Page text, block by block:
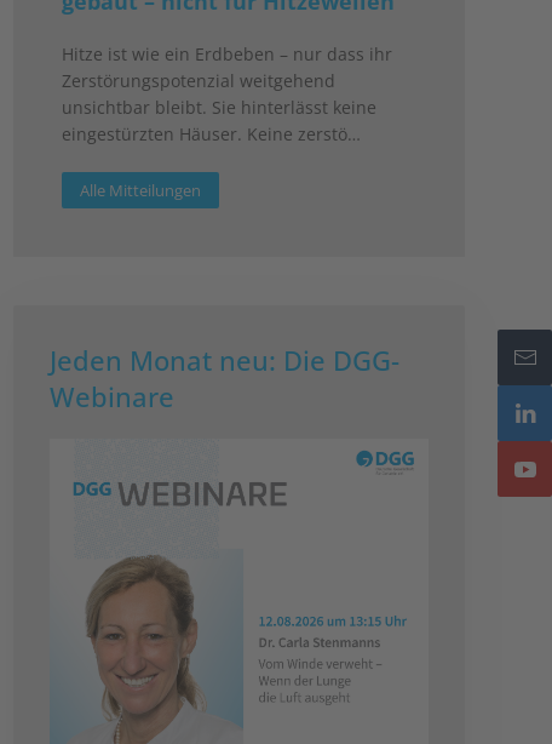
Hitze ist wie ein Erdbeben – nur dass ihr
Zerstörungspotenzial weitgehend
unsichtbar bleibt. Sie hinterlässt keine
eingestürzten Häuser. Keine zerstö…
Alle Mitteilungen
Jeden Monat neu: Die DGG-
Webinare